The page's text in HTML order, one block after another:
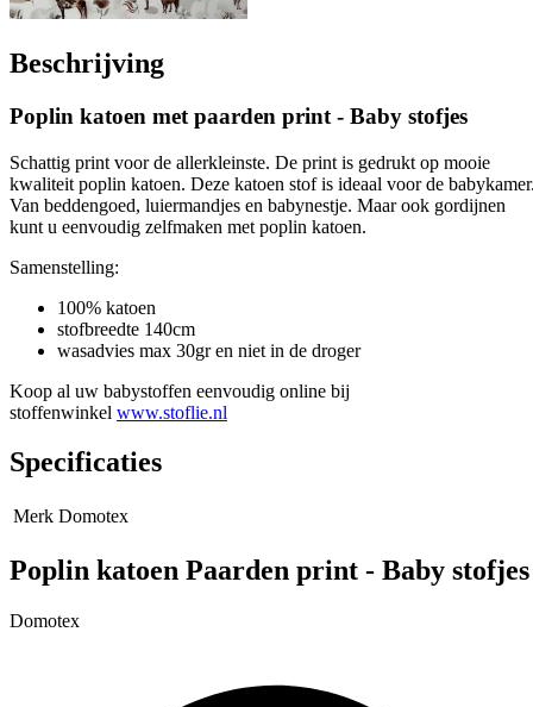
Beschrijving
Poplin katoen met paarden print - Baby stofjes
Schattig print voor de allerkleinste. De print is gedrukt op mooie
kwaliteit poplin katoen. Deze katoen stof is ideaal voor de
Van beddengoed, luiermandjes en babynestje. Maar ook gordijnen
kunt u eenvoudig zelfmaken met poplin katoen.
Samenstelling:
100% katoen
stofbreedte 140cm
wasadvies max 30gr en niet in de droger
Koop al uw babystoffen eenvoudig online bij
stoffenwinkel www.stoflie.nl
Specificaties
Merk Domotex
Poplin katoen Paarden print - Baby stofjes
Domotex